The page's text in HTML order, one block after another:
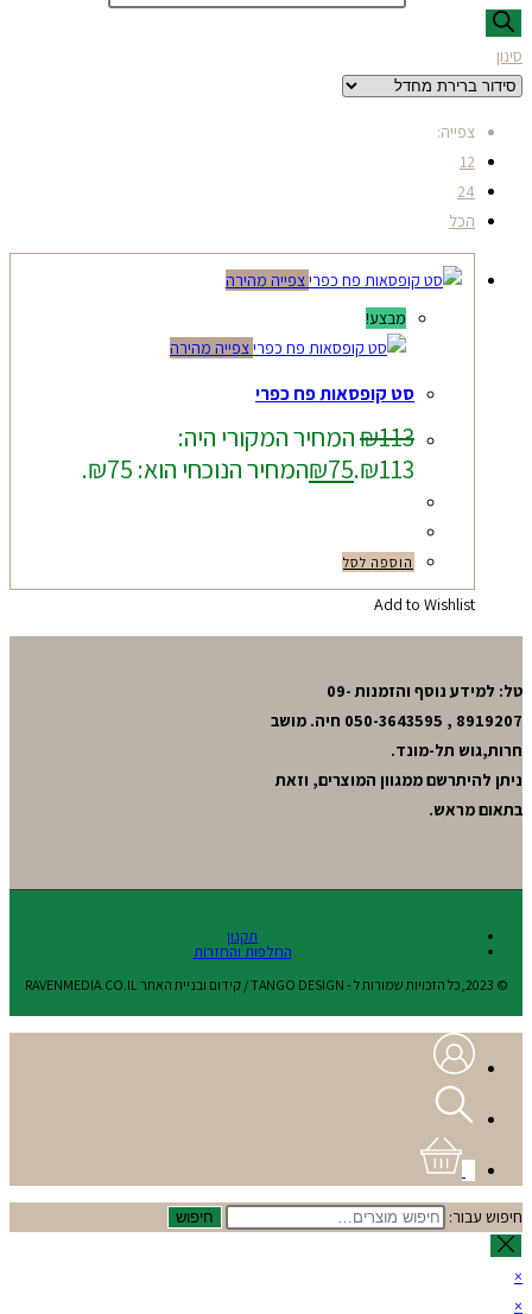
סינון
צפייה:
12
24
הכל
צפייה מהירה
מבצע!
צפייה מהירה
סט קופסאות פח כפרי
₪113
המחיר המקורי היה:
₪113.
₪75 המחיר הנוכחי הוא: ₪75.
הוספה לסל
Add to Wishlist
טל: למידע נוסף והזמנות 09-
8919207 , 050-3643595 חיה. מושב
חרות,גוש תל-מונד.
ניתן להיתרשם ממגוון המוצרים, וזאת
בתאום מראש.
תקנון
החלפות והחזרות
© 2023,כל הזכויות שמורות ל - TANGO DESIGN / קידום ובניית האתר RAVENMEDIA.CO.IL
חיפוש עבור: חיפוש
×
×